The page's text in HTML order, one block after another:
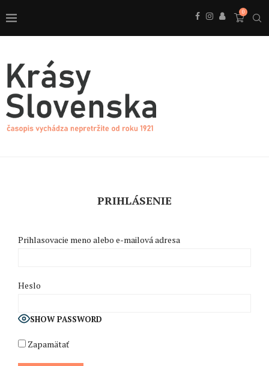
0
PRIHLÁSENIE
Prihlasovacie meno alebo e-mailová adresa
Heslo
SHOW PASSWORD
Zapamätať